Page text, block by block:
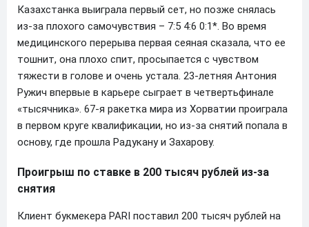
Казахстанка выиграла первый сет, но позже снялась
из-за плохого самочувствия – 7:5 4:6 0:1*. Во время
медицинского перерыва первая сеяная сказала, что ее
тошнит, она плохо спит, просыпается с чувством
тяжести в голове и очень устала. 23-летняя Антония
Ружич впервые в карьере сыграет в четвертьфинале
«тысячника». 67-я ракетка мира из Хорватии проиграла
в первом круге квалификации, но из-за снятий попала в
основу, где прошла Радукану и Захарову.
Проигрыш по ставке в 200 тысяч рублей из-за
снятия
Клиент букмекера PARI поставил 200 тысяч рублей на